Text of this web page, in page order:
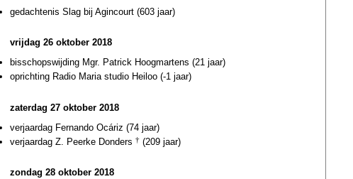
gedachtenis Slag bij Agincourt (603 jaar)
vrijdag 26 oktober 2018
bisschopswijding Mgr. Patrick Hoogmartens (21 jaar)
oprichting Radio Maria studio Heiloo (-1 jaar)
zaterdag 27 oktober 2018
verjaardag Fernando Ocáriz (74 jaar)
verjaardag Z. Peerke Donders † (209 jaar)
zondag 28 oktober 2018